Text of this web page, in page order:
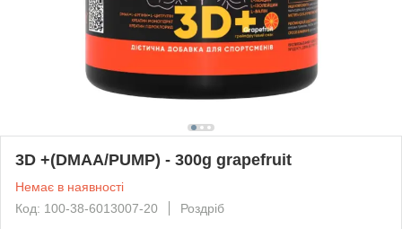
3D +(DMAA/PUMP) - 300g grapefruit
Немає в наявності
Код: 100-38-6013007-20
Роздріб